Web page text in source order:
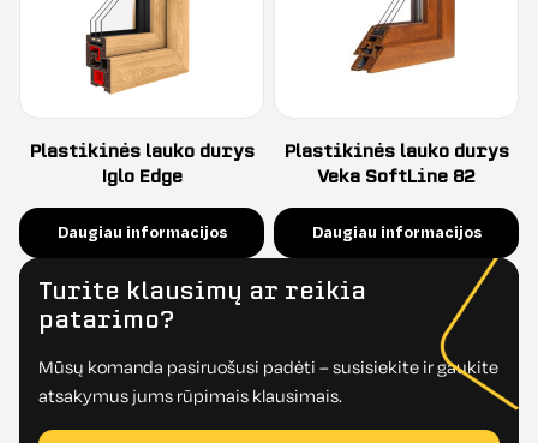
Plastikinės lauko durys
Iglo Edge
Daugiau informacijos
Plastikinės lauko durys
Veka SoftLine 82
Daugiau informacijos
Turite klausimų ar reikia
patarimo?
Mūsų komanda pasiruošusi padėti – susisiekite ir gaukite
atsakymus jums rūpimais klausimais.